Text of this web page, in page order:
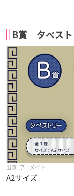
B賞 タペスト
アニメイト
A2サイズ